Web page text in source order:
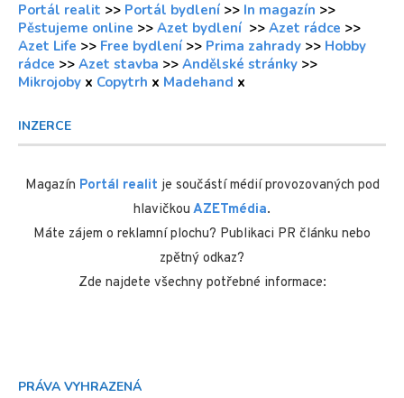
Portál realit >> Portál bydlení >> In magazín >>
Pěstujeme online >> Azet bydlení >> Azet rádce >>
Azet Life >> Free bydlení >> Prima zahrady >> Hobby
rádce >> Azet stavba >> Andělské stránky >>
Mikrojoby x Copytrh x Madehand x
INZERCE
Magazín Portál realit je součástí médií provozovaných pod
hlavičkou AZETmédia.
Máte zájem o reklamní plochu? Publikaci PR článku nebo
zpětný odkaz?
Zde najdete všechny potřebné informace: